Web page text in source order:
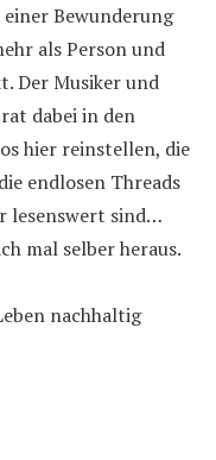
Bewunderung
als Person und
Der Musiker und
dabei in den
hier reinstellen, die
endlosen Threads
lesenswert sind…
mal selber heraus.
nachhaltig